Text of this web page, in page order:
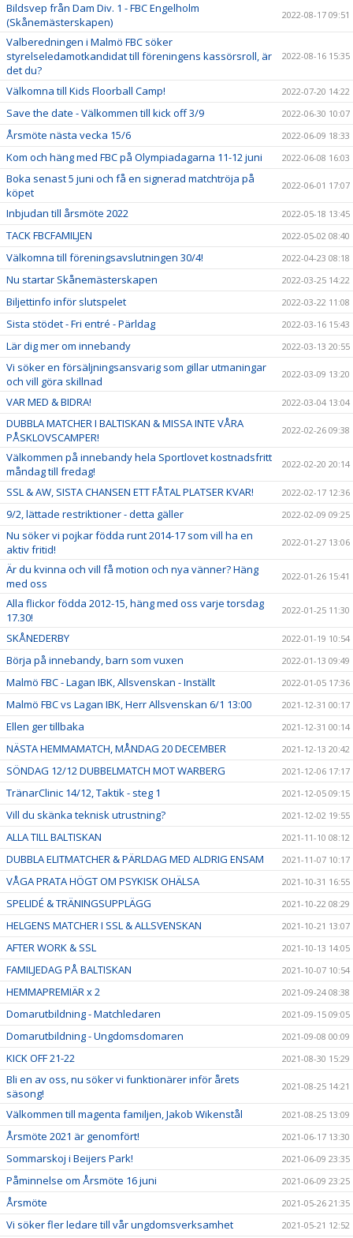
Bildsvep från Dam Div. 1 - FBC Engelholm
(Skånemästerskapen)
2022-08-17 09:51
Valberedningen i Malmö FBC söker
styrelseledamotkandidat till föreningens kassörsroll, är
det du?
2022-08-16 15:35
Välkomna till Kids Floorball Camp! 2022-07-20 14:22
Save the date - Välkommen till kick off 3/9 2022-06-30 10:07
Årsmöte nästa vecka 15/6 2022-06-09 18:33
Kom och häng med FBC på Olympiadagarna 11-12 juni 2022-06-08 16:03
Boka senast 5 juni och få en signerad matchtröja på
köpet
2022-06-01 17:07
Inbjudan till årsmöte 2022 2022-05-18 13:45
TACK FBCFAMILJEN 2022-05-02 08:40
Välkomna till föreningsavslutningen 30/4! 2022-04-23 08:18
Nu startar Skånemästerskapen 2022-03-25 14:22
Biljettinfo inför slutspelet 2022-03-22 11:08
Sista stödet - Fri entré - Pärldag 2022-03-16 15:43
Lär dig mer om innebandy 2022-03-13 20:55
Vi söker en försäljningsansvarig som gillar utmaningar
och vill göra skillnad
2022-03-09 13:20
VAR MED & BIDRA! 2022-03-04 13:04
DUBBLA MATCHER I BALTISKAN & MISSA INTE VÅRA
PÅSKLOVSCAMPER!
2022-02-26 09:38
Välkommen på innebandy hela Sportlovet kostnadsfritt
måndag till fredag!
2022-02-20 20:14
SSL & AW, SISTA CHANSEN ETT FÅTAL PLATSER KVAR! 2022-02-17 12:36
9/2, lättade restriktioner - detta gäller 2022-02-09 09:25
Nu söker vi pojkar födda runt 2014-17 som vill ha en
aktiv fritid!
2022-01-27 13:06
Är du kvinna och vill få motion och nya vänner? Häng
med oss
2022-01-26 15:41
Alla flickor födda 2012-15, häng med oss varje torsdag
17.30!
2022-01-25 11:30
SKÅNEDERBY 2022-01-19 10:54
Börja på innebandy, barn som vuxen 2022-01-13 09:49
Malmö FBC - Lagan IBK, Allsvenskan - Inställt 2022-01-05 17:36
Malmö FBC vs Lagan IBK, Herr Allsvenskan 6/1 13:00 2021-12-31 00:17
Ellen ger tillbaka 2021-12-31 00:14
NÄSTA HEMMAMATCH, MÅNDAG 20 DECEMBER 2021-12-13 20:42
SÖNDAG 12/12 DUBBELMATCH MOT WARBERG 2021-12-06 17:17
TränarClinic 14/12, Taktik - steg 1 2021-12-05 09:15
Vill du skänka teknisk utrustning? 2021-12-02 19:55
ALLA TILL BALTISKAN 2021-11-10 08:12
DUBBLA ELITMATCHER & PÄRLDAG MED ALDRIG ENSAM 2021-11-07 10:17
VÅGA PRATA HÖGT OM PSYKISK OHÄLSA 2021-10-31 16:55
SPELIDÉ & TRÄNINGSUPPLÄGG 2021-10-22 08:29
HELGENS MATCHER I SSL & ALLSVENSKAN 2021-10-21 13:07
AFTER WORK & SSL 2021-10-13 14:05
FAMILJEDAG PÅ BALTISKAN 2021-10-07 10:54
HEMMAPREMIÄR x 2 2021-09-24 08:38
Domarutbildning - Matchledaren 2021-09-15 09:05
Domarutbildning - Ungdomsdomaren 2021-09-08 00:09
KICK OFF 21-22 2021-08-30 15:29
Bli en av oss, nu söker vi funktionärer inför årets
säsong!
2021-08-25 14:21
Välkommen till magenta familjen, Jakob Wikenstål 2021-08-25 13:09
Årsmöte 2021 är genomfört! 2021-06-17 13:30
Sommarskoj i Beijers Park! 2021-06-09 23:35
Påminnelse om Årsmöte 16 juni 2021-06-09 23:25
Årsmöte 2021-05-26 21:35
Vi söker fler ledare till vår ungdomsverksamhet 2021-05-21 12:52